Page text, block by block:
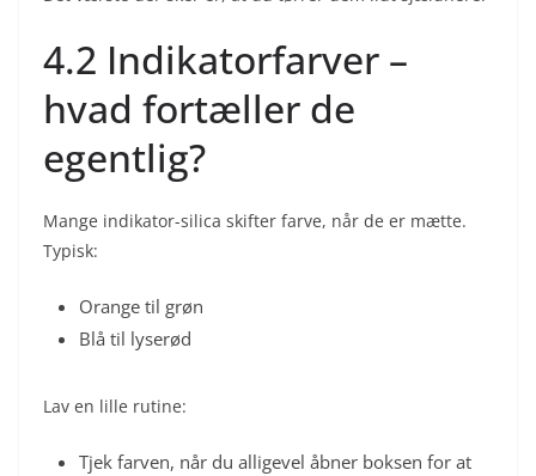
4.2 Indikatorfarver –
hvad fortæller de
egentlig?
Mange indikator-silica skifter farve, når de er mætte.
Typisk:
Orange til grøn
Blå til lyserød
Lav en lille rutine:
Tjek farven, når du alligevel åbner boksen for at